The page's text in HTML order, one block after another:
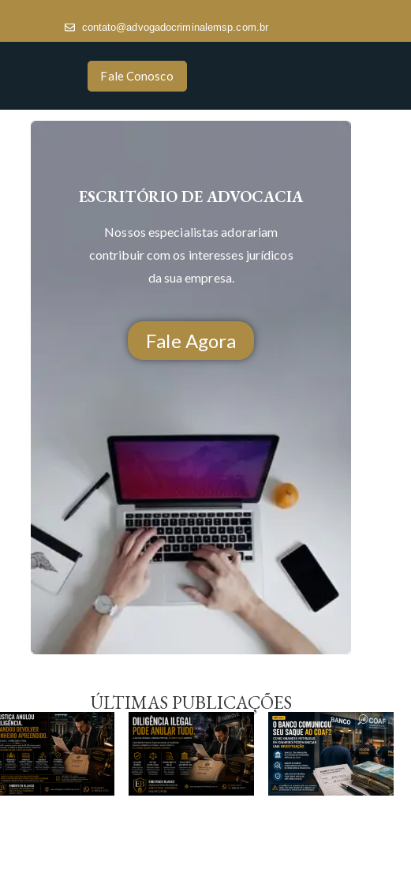
contato@advogadocriminalemsp.com.br
Fale Conosco
ESCRITÓRIO DE ADVOCACIA
Nossos especialistas adorariam
contribuir com os interesses jurídicos
da sua empresa.
ÚLTIMAS PUBLICAÇÕES
Fale Agora